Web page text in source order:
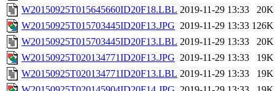
W20150925T015645660ID20F18.LBL 2019-11-29 13:33
20K
W20150925T015703445ID20F13.JPG 2019-11-29 13:33 126K
W20150925T015703445ID20F13.LBL 2019-11-29 13:33
20K
W20150925T020134771ID20F13.JPG 2019-11-29 13:33
19K
W20150925T020134771ID20F13.LBL 2019-11-29 13:33
19K